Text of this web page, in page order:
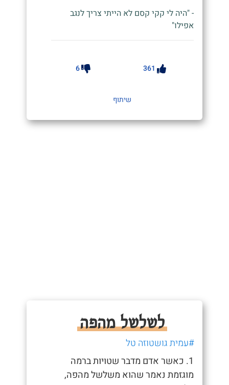
- "היה לי קקי קסם לא הייתי צריך לנגב
אפילו"
361
6
שיתוף
לשלשל מהפה
#עמית גושטוזה טל
1. כאשר אדם מדבר שטויות ברמה
מוגזמת נאמר שהוא משלשל מהפה,